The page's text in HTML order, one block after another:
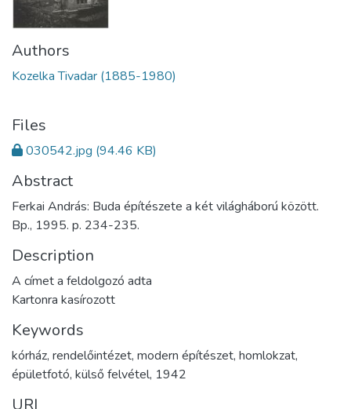
Authors
Kozelka Tivadar (1885-1980)
Files
030542.jpg (94.46 KB)
Abstract
Ferkai András: Buda építészete a két világháború között.
Bp., 1995. p. 234-235.
Description
A címet a feldolgozó adta
Kartonra kasírozott
Keywords
kórház, rendelőintézet, modern építészet, homlokzat,
épületfotó, külső felvétel, 1942